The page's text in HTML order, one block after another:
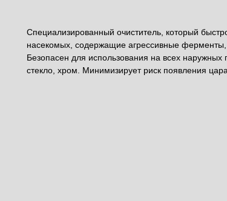
Специализированный очиститель, который
насекомых, содержащие агрессивные ферменты,
Безопасен для использования на всех наружных
стекло, хром. Минимизирует риск появления